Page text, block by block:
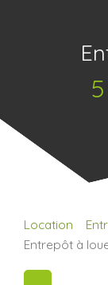
Location
Entrepôt à